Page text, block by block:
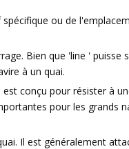
ou de
Bien que 'line ' puisse
à un quai.
conçu pour résister à
pour les grands
Il est généralement